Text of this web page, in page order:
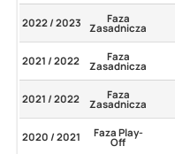
2022 / 2023 Faza
Zasadnicza
2021 / 2022 Faza
Zasadnicza
2021 / 2022 Faza
Zasadnicza
2020 / 2021 Faza Play-
Off